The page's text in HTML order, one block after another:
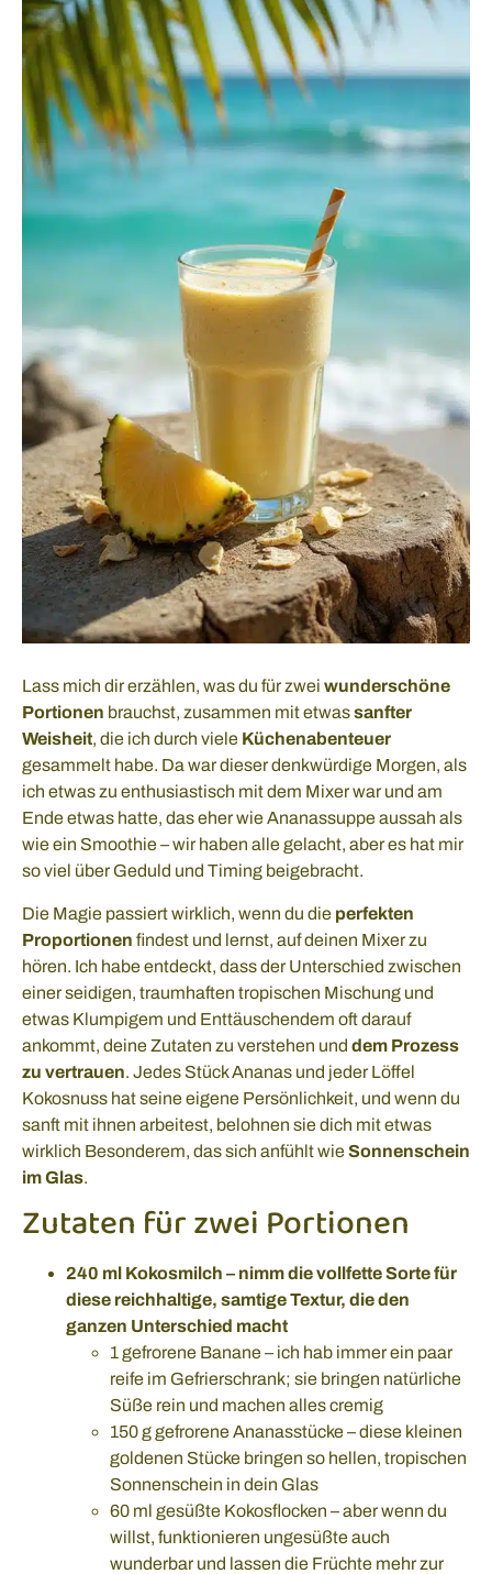
Lass mich dir erzählen, was du für zwei wunderschöne
Portionen brauchst, zusammen mit etwassanfter
Weisheit, die ich durch viele Küchenabenteuer
gesammelt habe. Da war dieser denkwürdige Morgen, als
ich etwas zu enthusiastisch mit dem Mixer war und am
Ende etwas hatte, das eher wie Ananassuppe aussah als
wie ein Smoothie – wir haben alle gelacht, aber es hat mir
so viel über Geduld und Timing beigebracht.
Die Magie passiert wirklich, wenn du die perfekten
Proportionen findest und lernst, auf deinen Mixer zu
hören. Ich habe entdeckt, dass der Unterschied zwischen
einer seidigen, traumhaften tropischen Mischung und
etwas Klumpigem und Enttäuschendem oft darauf
ankommt, deine Zutaten zu verstehen und dem Prozess
zu vertrauen. Jedes Stück Ananas und jeder Löffel
Kokosnuss hat seine eigene Persönlichkeit, und wenn du
sanft mit ihnen arbeitest, belohnen sie dich mit etwas
wirklich Besonderem, das sich anfühlt wieSonnenschein
im Glas.
Zutaten für zwei Portionen
240 ml Kokosmilch – nimm die vollfette Sorte für
diese reichhaltige, samtige Textur, die den
ganzen Unterschied macht
1 gefrorene Banane – ich hab immer ein paar
reife im Gefrierschrank; sie bringen natürliche
Süße rein und machen alles cremig
150 g gefrorene Ananasstücke – diese kleinen
goldenen Stücke bringen so hellen, tropischen
Sonnenschein in dein Glas
60 ml gesüßte Kokosflocken – aber wenn du
willst, funktionieren ungesüßte auch
wunderbar und lassen die Früchte mehr zur